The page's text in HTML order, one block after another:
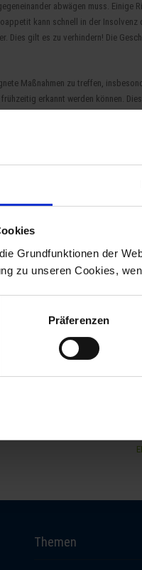
Grundfunktionen der
zu unseren Cookies,
Präferenzen
abwägen muss. Einige
kann schnell in der Insolvenz
Dies gilt es zu verhindern! Die
Maßnahmen zu treffen,
erkannt werden können.
wer als Inhaber eines
zu verhindern, die den Inhaber
verhindert oder wesentlich
Überwachung von
deutschen und amerikanischen
wie Peanuts an. VW zahlte
weiteres Gebiet finanziell virulent
die nun Verstöße gegen den
je nachdem, was
in Deutschland ist aktuell
dass die Einrichtung eines
zu günstigeren Konditionen
nicht selten
und sichern Ihre
Themen